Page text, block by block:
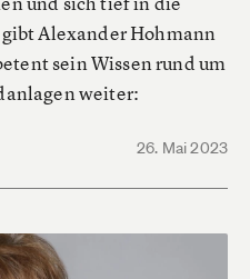
Alexander Hohmann
sein Wissen rund um
weiter:
26. Mai 2023